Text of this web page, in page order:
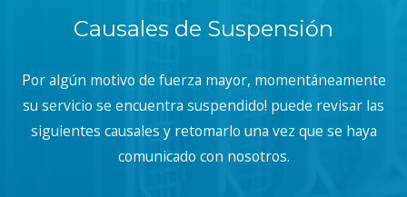
Causales de Suspensión
Por algún motivo de fuerza mayor, momentáneamente
su servicio se encuentra suspendido! puede revisar las
siguientes causales y retomarlo una vez que se haya
comunicado con nosotros.